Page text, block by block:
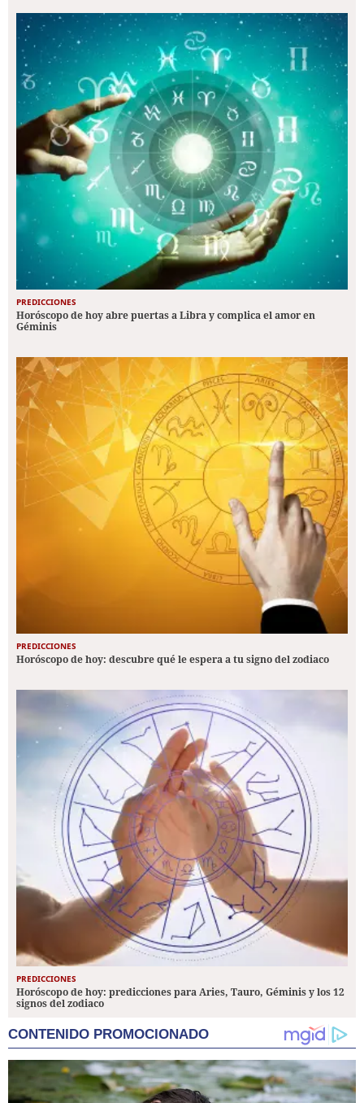
PREDICCIONES
Horóscopo de hoy abre puertas a Libra y complica el amor en
Géminis
PREDICCIONES
Horóscopo de hoy: descubre qué le espera a tu signo del zodiaco
PREDICCIONES
Horóscopo de hoy: predicciones para Aries, Tauro, Géminis y los 12
signos del zodiaco
CONTENIDO PROMOCIONADO